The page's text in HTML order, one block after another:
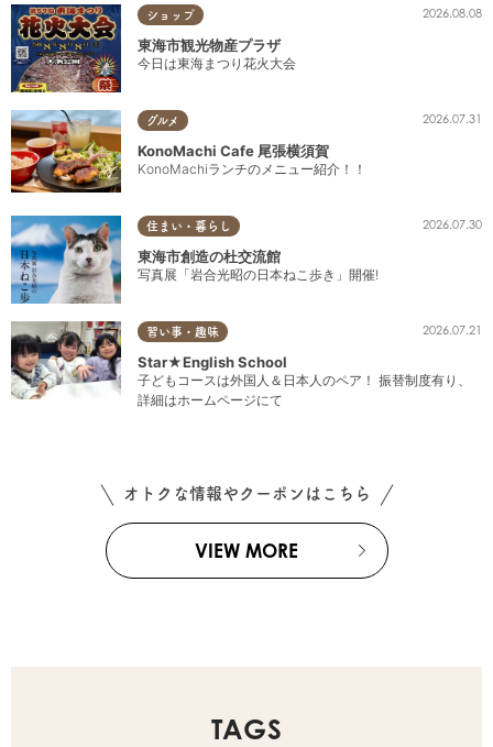
ショップ 2026.08.08
東海市観光物産プラザ
今日は東海まつり花火大会
グルメ 2026.07.31
KonoMachi Cafe 尾張横須賀
KonoMachiランチのメニュー紹介！！
住まい・暮らし 2026.07.30
東海市創造の杜交流館
写真展「岩合光昭の日本ねこ歩き」開催!
習い事・趣味 2026.07.21
Star★English School
子どもコースは外国人＆日本人のペア！ 振替制度有り、
詳細はホームページにて
オトクな情報やクーポンはこちら
VIEW MORE
TAGS